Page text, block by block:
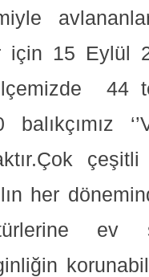
için 15 Eylül
44
çeşitli
her
ev